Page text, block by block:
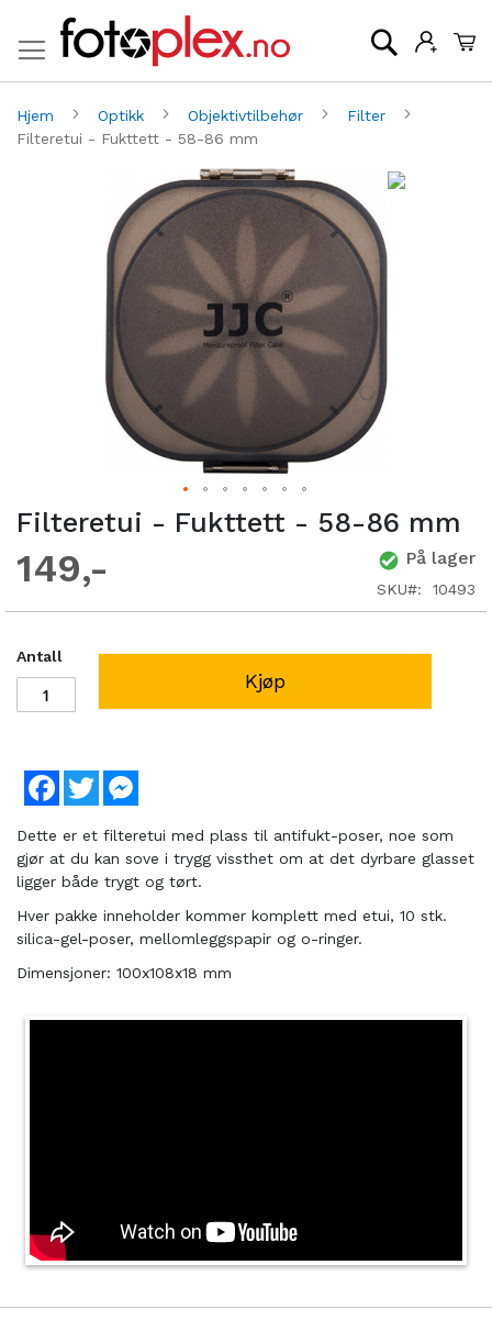
Søk
Hjem Optikk Objektivtilbehør
Filter
Filteretui - Fukttett - 58-86 mm
Filteretui - Fukttett - 58-86 mm
149 På lager
SKU 10493
Antall
Kjøp
Facebook
Twitter
Dette er et filteretui med plass til antifukt-poser, noe som
gjør at du kan sove i trygg vissthet om at det dyrbare glasset
ligger både trygt og tørt.
Hver pakke inneholder kommer komplett med etui, 10 stk.
silica-gel-poser, mellomleggspapir og o-ringer.
Dimensjoner: 100x108x18 mm